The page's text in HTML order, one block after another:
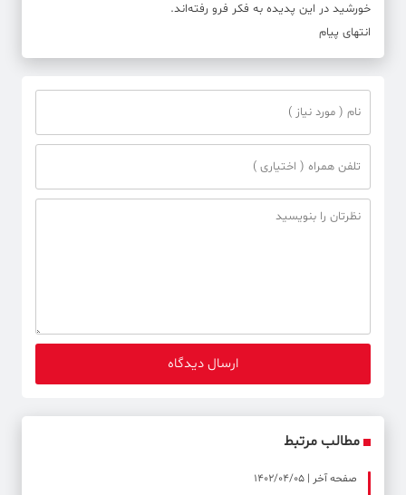
خورشید در این پدیده به فکر فرو رفته‌اند.
انتهای پیام
مطالب مرتبط
صفحه آخر | 1402/04/05